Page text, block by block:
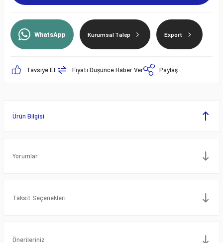
WhatsApp Kurumsal Talep Export
Tavsiye Et Fiyatı Düşünce Haber Ver Paylaş
Ürün Bilgisi
Yorumlar
Taksit Seçenekleri
Önerileriniz